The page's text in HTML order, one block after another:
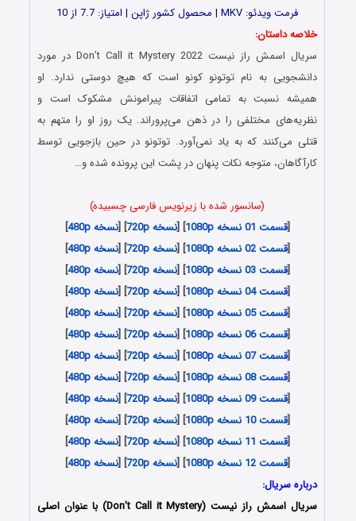
فرمت ویدئو: MKV | محصول کشور ژاپن | امتیاز: 7.7 از 10
خلاصه داستان:
سریال اسمش راز نیست Don’t Call it Mystery 2022 در مورد
دانشجویی به نام توتونو کونو است که هیچ دوستی ندارد. او
همیشه نسبت به تمامی اتفاقات پیرامونش مشکوک است و
نظریه‌های مختلفی را در ذهن می‌پروراند. یک روز او را متهم به
قتلی می‌کنند که به یاد نمی‌آورد. توتونو در حین بازجویی توسط
کارآگاهان، متوجه نکات پنهان در پشت این پرونده شده و…
(سانسور شده با زیرنویس فارسی چسبیده)
[قسمت 01 نسخه 1080p ] [نسخه 720p ] [نسخه 480p
]
[قسمت 02 نسخه 1080p ] [نسخه 720p ] [نسخه 480p
]
[قسمت 03 نسخه 1080p ] [نسخه 720p ] [نسخه 480p
]
[قسمت 04 نسخه 1080p ] [نسخه 720p ] [نسخه 480p
]
[قسمت 05 نسخه 1080p ] [نسخه 720p ] [نسخه 480p
]
[قسمت 06 نسخه 1080p ] [نسخه 720p ] [نسخه 480p
]
[قسمت 07 نسخه 1080p ] [نسخه 720p ] [نسخه 480p
]
[قسمت 08 نسخه 1080p ] [نسخه 720p ] [نسخه 480p
]
[قسمت 09 نسخه 1080p ] [نسخه 720p ] [نسخه 480p
]
[قسمت 10 نسخه 1080p ] [نسخه 720p ] [نسخه 480p
]
[قسمت 11 نسخه 1080p ] [نسخه 720p ] [نسخه 480p
]
[قسمت 12 نسخه 1080p ] [نسخه 720p ] [نسخه 480p
]
درباره سریال:
سریال اسمش راز نیست (Don’t Call it Mystery) با عنوان اصلی